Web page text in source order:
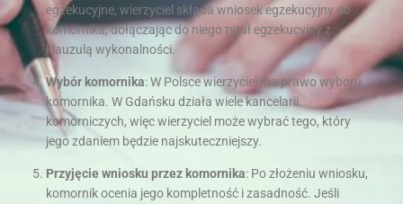
egzekucyjne, wierzyciel składa wniosek egzekucyjny do
komornika, dołączając do niego tytuł egzekucyjny z
klauzulą wykonalności.
Wybór komornika: W Polsce wierzyciel ma prawo wyboru
komornika. W Gdańsku działa wiele kancelarii
komorniczych, więc wierzyciel może wybrać tego, który
jego zdaniem będzie najskuteczniejszy.
Przyjęcie wniosku przez komornika: Po złożeniu wniosku,
komornik ocenia jego kompletność i zasadność. Jeśli